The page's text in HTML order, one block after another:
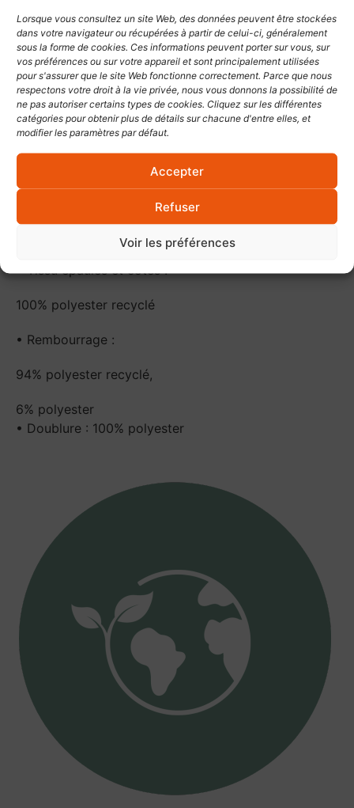
Lorsque vous consultez un site Web, des données peuvent être stockées
dans votre navigateur ou récupérées à partir de celui-ci, généralement
sous la forme de cookies. Ces informations peuvent porter sur vous, sur
vos préférences ou sur votre appareil et sont principalement utilisées
pour s'assurer que le site Web fonctionne correctement. Parce que nous
respectons votre droit à la vie privée, nous vous donnons la possibilité de
ne pas autoriser certains types de cookies. Cliquez sur les différentes
catégories pour obtenir plus de détails sur chacune d'entre elles, et
modifier les paramètres par défaut.
Accepter
Refuser
Voir les préférences
COMPOSITION
100% polyamide recyclé
• Tissu épaules et côtés :
100% polyester recyclé
• Rembourrage :
94% polyester recyclé,
6% polyester
• Doublure : 100% polyester